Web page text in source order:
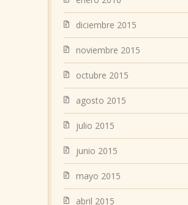
diciembre 2015
noviembre 2015
octubre 2015
agosto 2015
julio 2015
junio 2015
mayo 2015
abril 2015